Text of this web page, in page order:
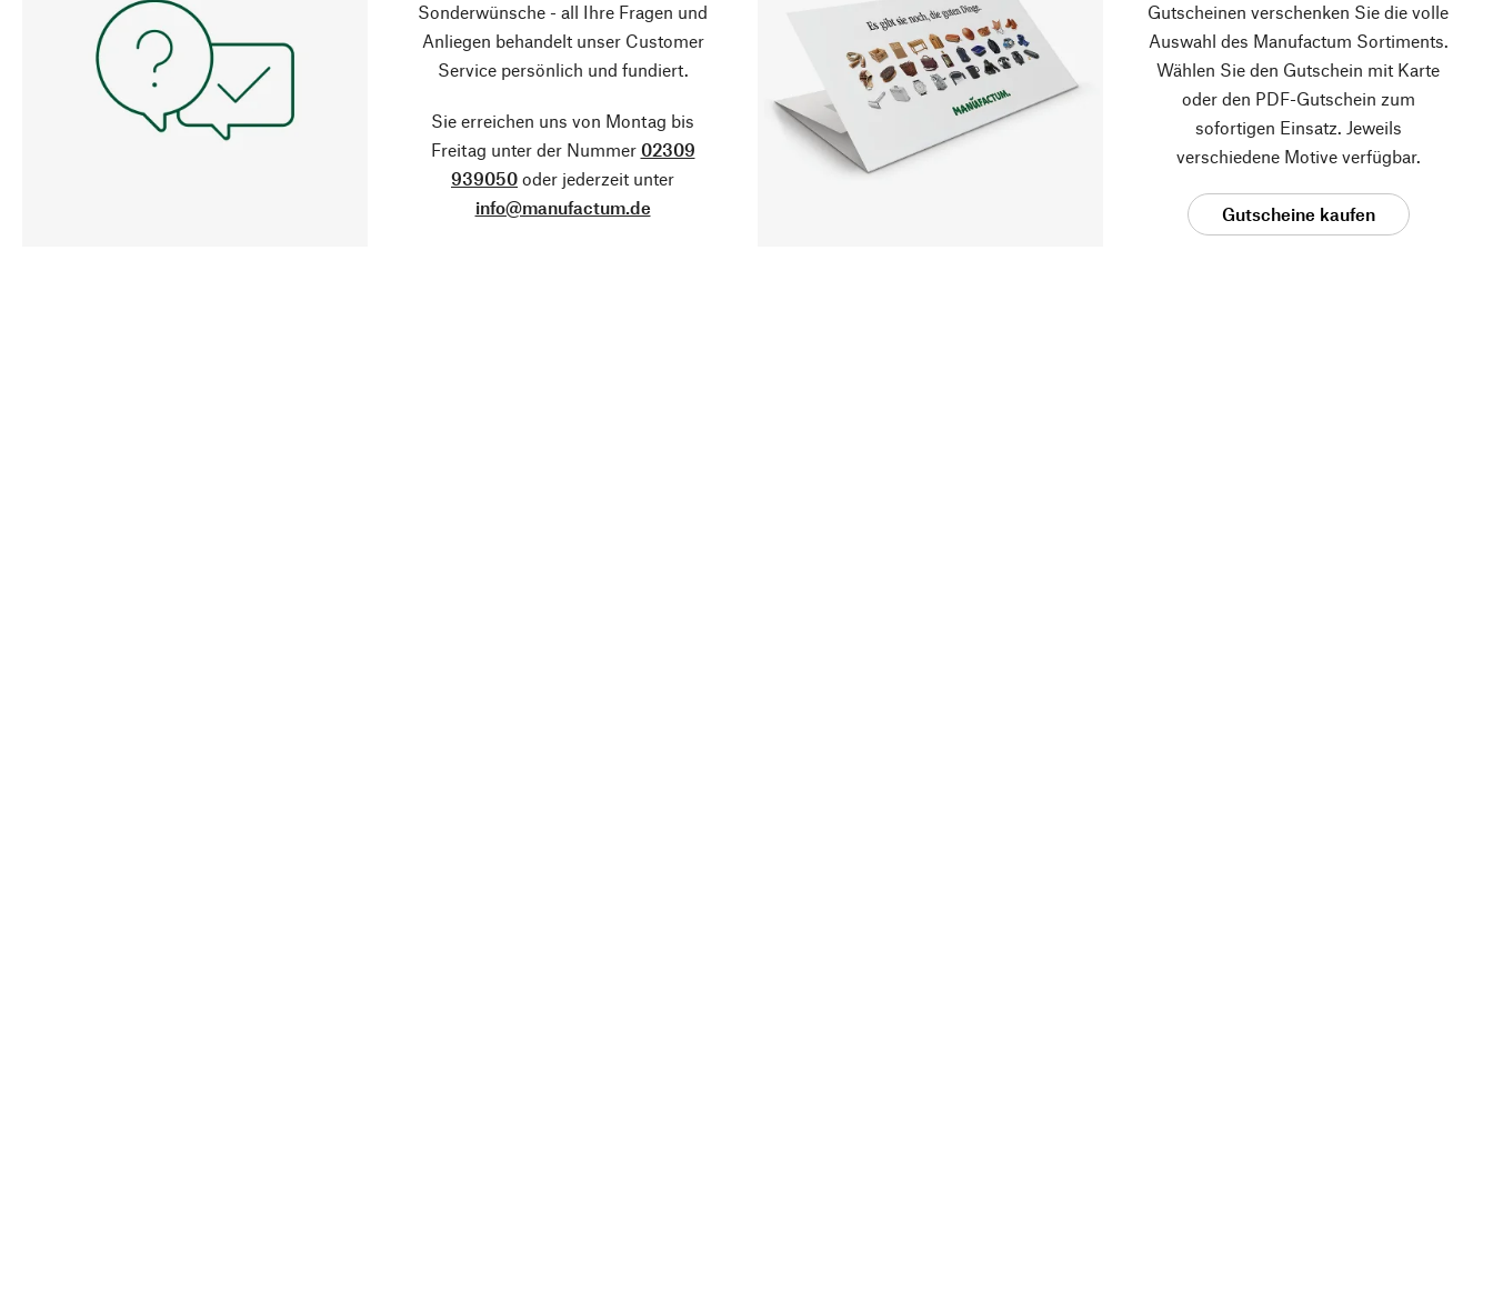
Sonderwünsche - all Ihre Fragen und
Anliegen behandelt unser Customer
Service persönlich und fundiert.
Sie erreichen uns von Montag bis
Freitag unter der Nummer 02309
939050 oder jederzeit unter
info@manufactum.de
Gutscheinen verschenken Sie die volle
Auswahl des Manufactum Sortiments.
Wählen Sie den Gutschein mit Karte
oder den PDF-Gutschein zum
sofortigen Einsatz. Jeweils
verschiedene Motive verfügbar.
Gutscheine kaufen